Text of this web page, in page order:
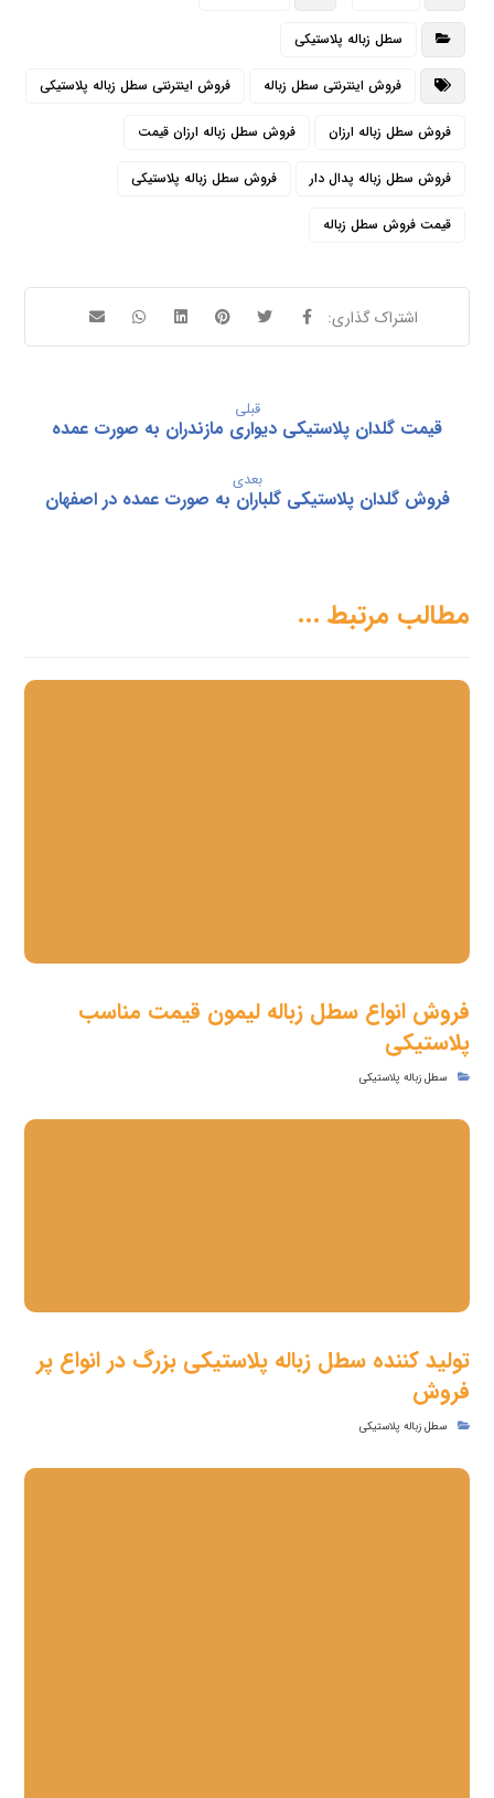
سطل زباله پلاستیکی
فروش اینترنتی سطل زباله فروش اینترنتی سطل زباله پلاستیکی
فروش سطل زباله ارزان فروش سطل زباله ارزان قیمت
فروش سطل زباله پدال دار فروش سطل زباله پلاستیکی
قیمت فروش سطل زباله
قبلی
قیمت گلدان پلاستیکی دیواری مازندران به صورت عمده
بعدی
فروش گلدان پلاستیکی گلباران به صورت عمده در اصفهان
مطالب مرتبط ...
فروش انواع سطل زباله لیمون قیمت مناسب
پلاستیکی
سطل زباله پلاستیکی
تولید کننده سطل زباله پلاستیکی بزرگ در انواع پر
فروش
سطل زباله پلاستیکی